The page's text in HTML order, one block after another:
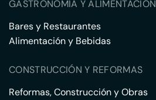
GASTRONOMÍA Y ALIMENTACIÓN
Bares y Restaurantes
Alimentación y Bebidas
CONSTRUCCIÓN Y REFORMAS
Reformas, Construcción y Obras